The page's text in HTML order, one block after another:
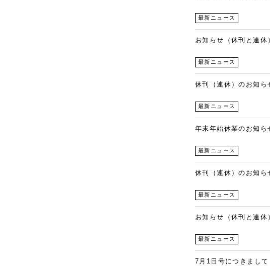
最新ニュース
お知らせ（休刊と連休
最新ニュース
休刊（連休）のお知ら
最新ニュース
年末年始休業のお知ら
最新ニュース
休刊（連休）のお知ら
最新ニュース
お知らせ（休刊と連休
最新ニュース
7月1日号につきまして